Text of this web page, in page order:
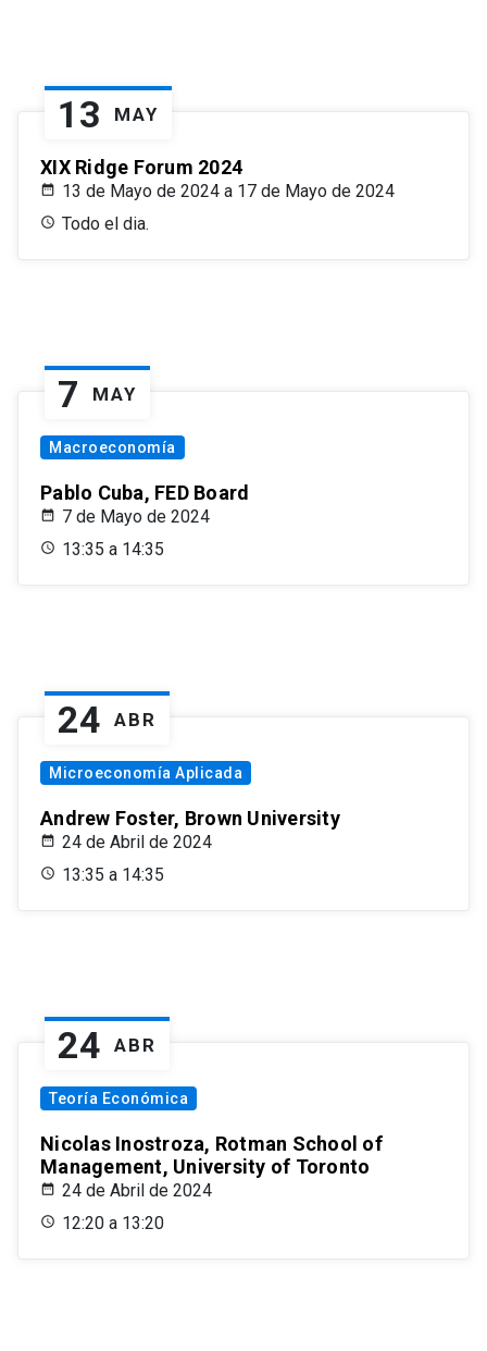
13 MAY
XIX Ridge Forum 2024
13 de Mayo de 2024 a 17 de Mayo de 2024
Todo el dia.
7 MAY
Macroeconomía
Pablo Cuba, FED Board
7 de Mayo de 2024
13:35 a 14:35
24 ABR
Microeconomía Aplicada
Andrew Foster, Brown University
24 de Abril de 2024
13:35 a 14:35
24 ABR
Teoría Económica
Nicolas Inostroza, Rotman School of
Management, University of Toronto
24 de Abril de 2024
12:20 a 13:20